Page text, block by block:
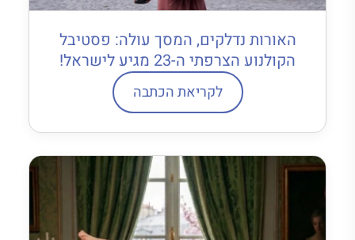
האורות נדלקים, המסך עולה: פסטיבל
הקולנוע הצרפתי ה-23 מגיע לישראל!
לקריאת הכתבה